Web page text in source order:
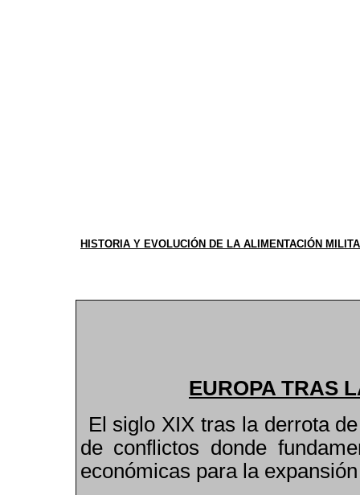
HISTORIA Y EVOLUCIÓN DE LA ALIMENTACIÓN
EUROPA TRAS
El siglo XIX tras la derrota
de conflictos donde
económicas para la